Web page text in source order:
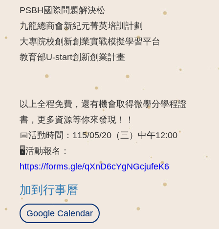
PSBH國際問題解決松
九龍總商會新紀元菁英培訓計劃
大專院校創新創業實戰模擬學習平台
教育部U-start創新創業計畫
以上全程免費，還有機會取得微學分學程證
書，更多資源等你來發現！！
📅活動時間：115/05/20（三）中午12:00
🖥️活動報名：
https://forms.gle/qXnD6cYgNGcjufeK6
加到行事曆
Google Calendar